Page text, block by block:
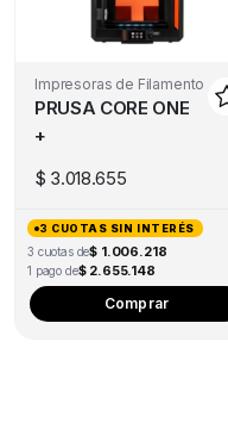
Impresoras de Filamento
PRUSA CORE ONE
+
$ 3.018.655
3 CUOTAS SIN INTERÉS
3 cuotas de$ 1.006.218
1 pago de$ 2.655.148
Comprar